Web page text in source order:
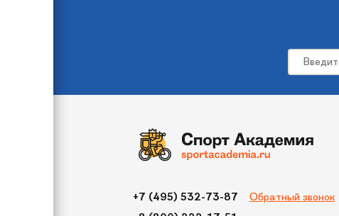
+7 (495) 532-73-87 Обратный звонок